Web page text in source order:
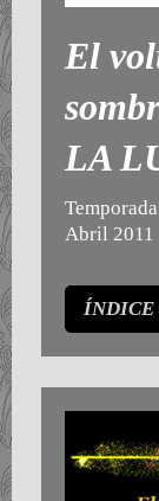
El
LA
Temporada
Abril 2011
ÍNDICE